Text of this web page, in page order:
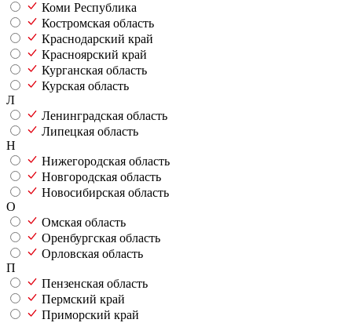
Коми Республика
Костромская область
Краснодарский край
Красноярский край
Курганская область
Курская область
Л
Ленинградская область
Липецкая область
Н
Нижегородская область
Новгородская область
Новосибирская область
О
Омская область
Оренбургская область
Орловская область
П
Пензенская область
Пермский край
Приморский край